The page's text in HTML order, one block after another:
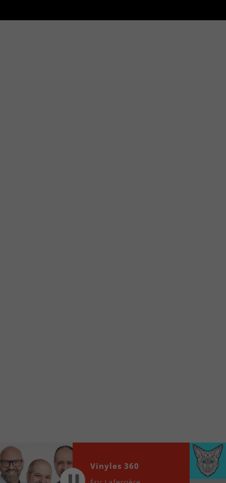
locale vous sont maintenant accessibles en un clic!
Audio
Player
00:00 00:00
Vinyles 360